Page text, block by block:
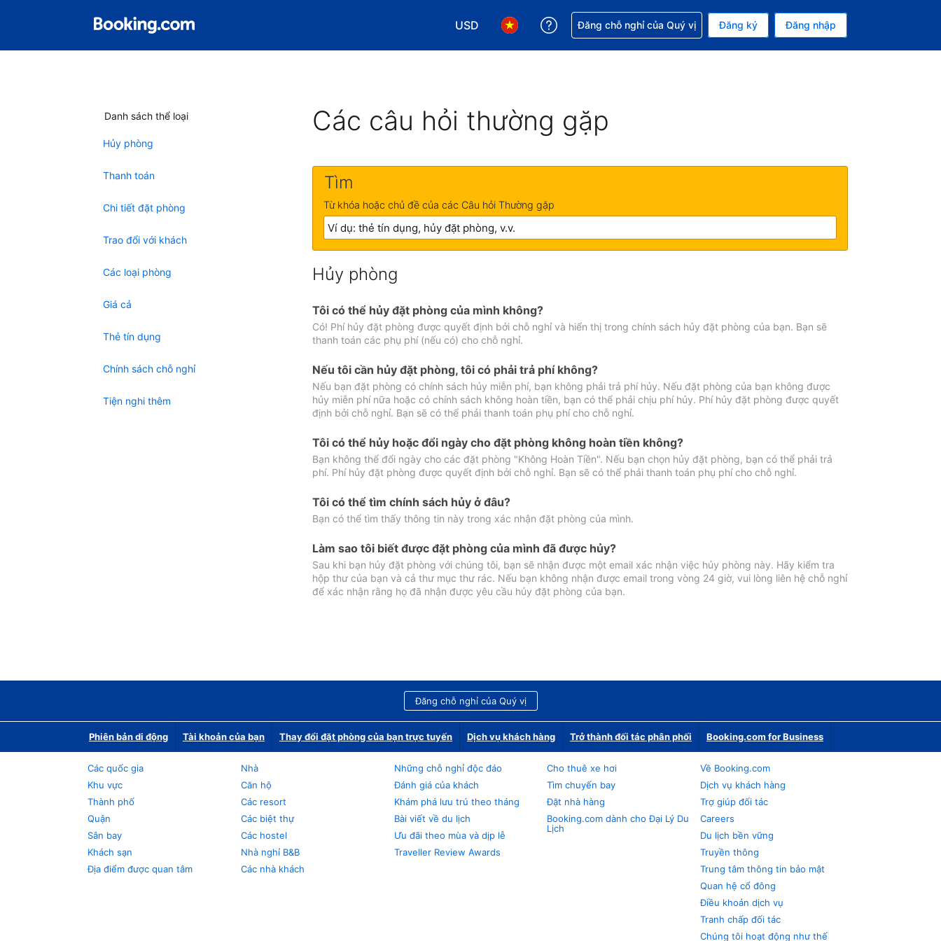
USD
Chọn loại tiền tệ của bạn. Loại tiền tệ hiện tại của bạn là Đô la Mỹ
Chọn ngôn ngữ của bạn. Ngôn ngữ hiện tại của bạn là Tiếng Việt
Nhận trợ giúp với đặt chỗ
Đăng chỗ nghỉ của Quý vị Đăng ký Đăng nhập
Danh sách thể loại
Hủy phòng
Thanh toán
Chi tiết đặt phòng
Trao đổi với khách
Các loại phòng
Giá cả
Thẻ tín dụng
Chính sách chỗ nghỉ
Tiện nghi thêm
Các câu hỏi thường gặp
Tìm
Từ khóa hoặc chủ đề của các Câu hỏi Thường gặp
Hủy phòng
Tôi có thể hủy đặt phòng của mình không?
Có! Phí hủy đặt phòng được quyết định bởi chỗ nghỉ và hiển thị trong chính sách hủy đặt phòng của bạn. Bạn sẽ
thanh toán các phụ phí (nếu có) cho chỗ nghỉ.
Nếu tôi cần hủy đặt phòng, tôi có phải trả phí không?
Nếu bạn đặt phòng có chính sách hủy miễn phí, bạn không phải trả phí hủy. Nếu đặt phòng của bạn không được
hủy miễn phí nữa hoặc có chính sách không hoàn tiền, bạn có thể phải chịu phí hủy. Phí hủy đặt phòng được quyết
định bởi chỗ nghỉ. Bạn sẽ có thể phải thanh toán phụ phí cho chỗ nghỉ.
Tôi có thể hủy hoặc đổi ngày cho đặt phòng không hoàn tiền không?
Bạn không thể đổi ngày cho các đặt phòng "Không Hoàn Tiền". Nếu bạn chọn hủy đặt phòng, bạn có thể phải trả
phí. Phí hủy đặt phòng được quyết định bởi chỗ nghỉ. Bạn sẽ có thể phải thanh toán phụ phí cho chỗ nghỉ.
Tôi có thể tìm chính sách hủy ở đâu?
Bạn có thể tìm thấy thông tin này trong xác nhận đặt phòng của mình.
Làm sao tôi biết được đặt phòng của mình đã được hủy?
Sau khi bạn hủy đặt phòng với chúng tôi, bạn sẽ nhận được một email xác nhận việc hủy phòng này. Hãy kiểm tra
hộp thư của bạn và cả thư mục thư rác. Nếu bạn không nhận được email trong vòng 24 giờ, vui lòng liên hệ chỗ nghỉ
để xác nhận rằng họ đã nhận được yêu cầu hủy đặt phòng của bạn.
Đăng chỗ nghỉ của Quý vị
Phiên bản di động Tài khoản của bạn Thay đổi đặt phòng của bạn trực tuyến Dịch vụ khách hàng Trở thành đối tác phân phối Booking.com for Business
Các quốc gia
Khu vực
Thành phố
Quận
Sân bay
Khách sạn
Địa điểm được quan tâm
Nhà
Căn hộ
Các resort
Các biệt thự
Các hostel
Nhà nghỉ B&B
Các nhà khách
Những chỗ nghỉ độc đáo
Đánh giá của khách
Khám phá lưu trú theo tháng
Bài viết về du lịch
Ưu đãi theo mùa và dịp lễ
Traveller Review Awards
Cho thuê xe hơi
Tìm chuyến bay
Đặt nhà hàng
Booking.com dành cho Đại Lý Du
Lịch
Về Booking.com
Dịch vụ khách hàng
Trợ giúp đối tác
Careers
Du lịch bền vững
Truyền thông
Trung tâm thông tin bảo mật
Quan hệ cổ đông
Điều khoản dịch vụ
Tranh chấp đối tác
Chúng tôi hoạt động như thế